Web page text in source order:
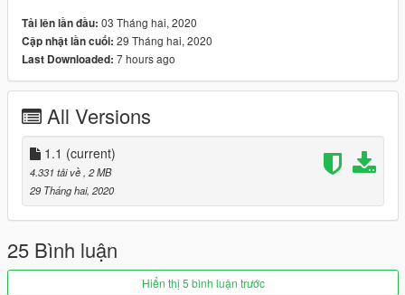
TEMPLATE
CREDITS
-Rockstar Games- Vehicle models
-TheF3nt0n- Conversion and model editing
-TheSecretPower- Liveries
Monkeypolice188
MyCrystals!- Description
Sealyx- Screenshots
CHANGELOG
- 1.0- Initial release
- 1.1- Fixed the mapping of the LODs
Tải lên lần đầu: 03 Tháng hai, 2020
Cập nhật lần cuối: 29 Tháng hai, 2020
Last Downloaded: 7 hours ago
All Versions
1.1 (current)
4.331 tải về , 2 MB
29 Tháng hai, 2020
25 Bình luận
Hiển thị 5 bình luận trước